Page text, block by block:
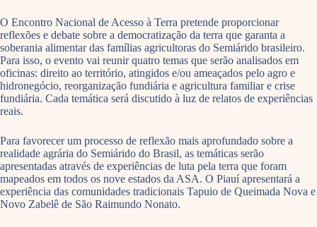
O Encontro Nacional de Acesso à Terra pretende proporcionar
reflexões e debate sobre a democratização da terra que garanta a
soberania alimentar das famílias agricultoras do Semiárido brasileiro.
Para isso, o evento vai reunir quatro temas que serão analisados em
oficinas: direito ao território, atingidos e/ou ameaçados pelo agro e
hidronegócio, reorganização fundiária e agricultura familiar e crise
fundiária. Cada temática será discutido à luz de relatos de experiências
reais.
Para favorecer um processo de reflexão mais aprofundado sobre a
realidade agrária do Semiárido do Brasil, as temáticas serão
apresentadas através de experiências de luta pela terra que foram
mapeados em todos os nove estados da ASA. O Piauí apresentará a
experiência das comunidades tradicionais Tapuio de Queimada Nova e
Novo Zabelê de São Raimundo Nonato.